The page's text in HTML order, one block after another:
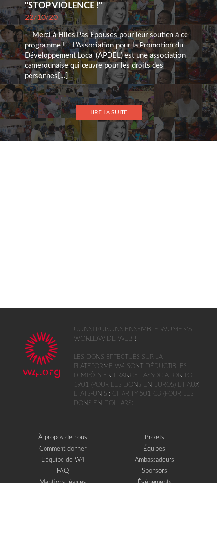
"STOP VIOLENCE !"
22/10/20
Merci à Filles Pas Épouses pour leur soutien à ce
programme ! L’Association pour la Promotion du
Développement Local (APDEL) est une association
camerounaise qui œuvre pour les droits des
personnes[...]
LIRE LA SUITE
CONSTRUISONS ENSEMBLE WOMEN'S
WORLDWIDE WEB !
LES DONS EFFECTUÉS SUR LA
PLATEFORME W4 SONT DÉDUCTIBLES
D'IMPÔTS EN FRANCE : ASSOCIATION LOI
1901 (POUR LES DONS EN EUROS) ET AUX
ETATS-UNIS : CHARITY 501 C3 (POUR LES
DONS EN DOLLARS)
À propos de nous
Comment donner
L’équipe de W4
FAQ
Mentions légales
Projets
Équipes
Ambassadeurs
Sponsors
Événements